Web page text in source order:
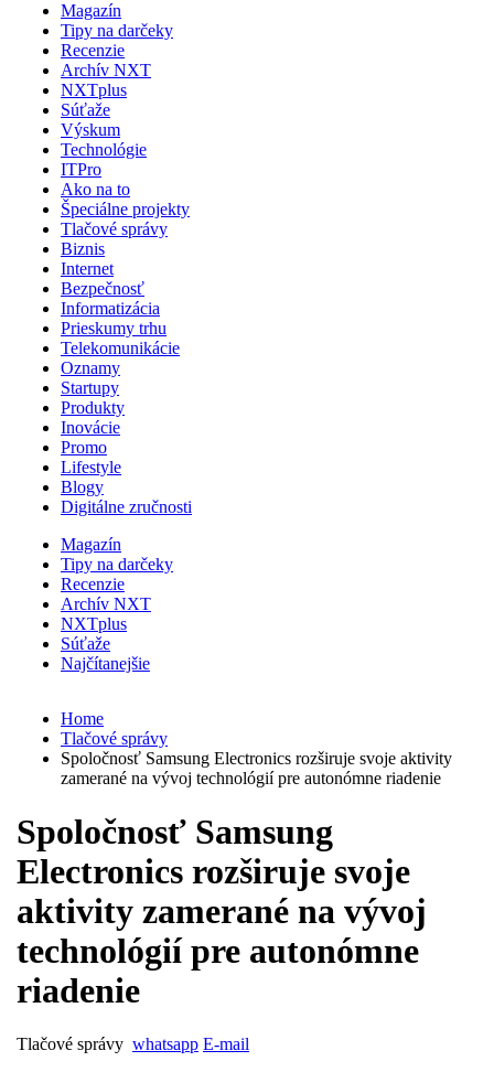
Magazín
Tipy na darčeky
Recenzie
Archív NXT
NXTplus
Súťaže
Výskum
Technológie
ITPro
Ako na to
Špeciálne projekty
Tlačové správy
Biznis
Internet
Bezpečnosť
Informatizácia
Prieskumy trhu
Telekomunikácie
Oznamy
Startupy
Produkty
Inovácie
Promo
Lifestyle
Blogy
Digitálne zručnosti
Magazín
Tipy na darčeky
Recenzie
Archív NXT
NXTplus
Súťaže
Najčítanejšie
Home
Tlačové správy
Spoločnosť Samsung Electronics rozširuje svoje aktivity
zamerané na vývoj technológií pre autonómne riadenie
Spoločnosť Samsung
Electronics rozširuje svoje
aktivity zamerané na vývoj
technológií pre autonómne
riadenie
Tlačové správy whatsapp E-mail